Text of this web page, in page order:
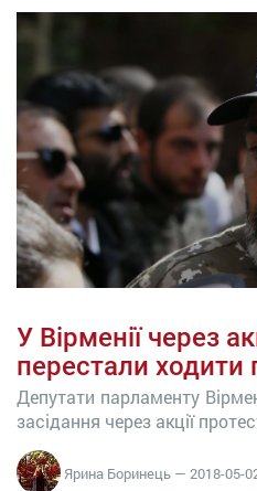
У Вірменії через
перестали ходити
Депутати парламенту
засідання через акції
Ярина Боринець — 2018-05-